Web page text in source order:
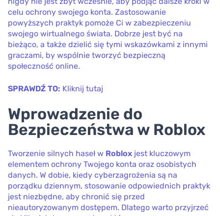
celu ochrony swojego konta. Zastosowanie
powyższych praktyk pomoże Ci w zabezpieczeniu
swojego wirtualnego świata. Dobrze jest być na
bieżąco, a także dzielić się tymi wskazówkami z innymi
graczami, by wspólnie tworzyć bezpieczną
społeczność online.
SPRAWDŹ TO: Kliknij tutaj
Wprowadzenie do
Bezpieczeństwa w Roblox
Tworzenie silnych haseł w Roblox jest kluczowym
elementem ochrony Twojego konta oraz osobistych
danych. W dobie, kiedy cyberzagrożenia są na
porządku dziennym, stosowanie odpowiednich praktyk
jest niezbędne, aby chronić się przed
nieautoryzowanym dostępem. Dlatego warto przyjrzeć